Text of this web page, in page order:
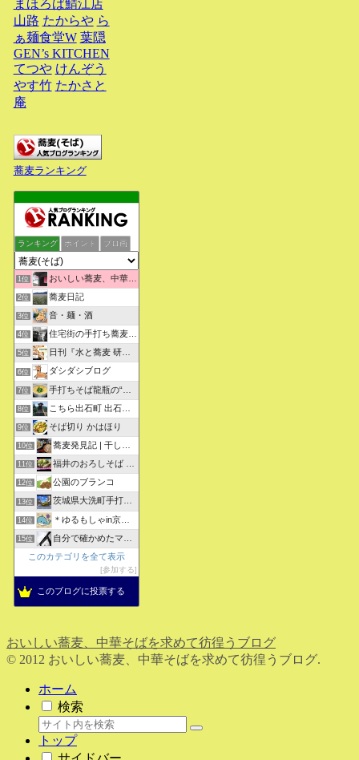
まほろば鯖江店
山路 たからや ら
ぁ麺食堂W 葉隠
GEN’s KITCHEN
てつや けんぞう
やす竹 たかさと
庵
蕎麦ランキング
ランキング ポイント ブロ画
1位 おいしい蕎麦、中華そばを求めて彷徨うブログ
2位 蕎麦日記
3位 音・麺・酒
4位 住宅街の手打ち蕎麦屋三代目ブログ
5位 日刊『水と蕎麦 研究図鑑』
6位 ダシダシブログ
7位 手打ちそば龍瓶の“いつも心に太陽を”
8位 こちら出石町 出石そばの「田中屋食品製造部」
9位 そば切り かはほり
10位 蕎麦発見記 | 干しそばをメインにしたそばブログ
11位 福井のおろしそば 無責任１００選
12位 公園のブランコ
13位 茨城県大洗町手打ちそば常陸屋のブログ
14位 ＊ゆるもしゃin京都＊
15位
自分で確かめたマジな近現代史・グルメな蕎麦・キレイなお花さん
このカテゴリを全て表示
参加する
このブログに投票する
おいしい蕎麦、中華そばを求めて彷徨うブログ
© 2012 おいしい蕎麦、中華そばを求めて彷徨うブログ.
ホーム
検索
トップ